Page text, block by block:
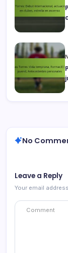
No
Leave a Reply
Your email